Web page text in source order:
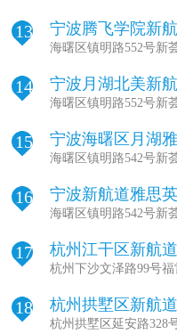
13 宁波腾飞学院新
海曙区镇明路552号新
14 宁波月湖北美新
海曙区镇明路552号新
15 宁波海曙区月湖
海曙区镇明路542号新
16 宁波新航道雅思
海曙区镇明路542号新
17
杭州江干区新航
校区)
杭州下沙文泽路99号
18
杭州拱墅区新航
杭州学校总部)
杭州拱墅区延安路328